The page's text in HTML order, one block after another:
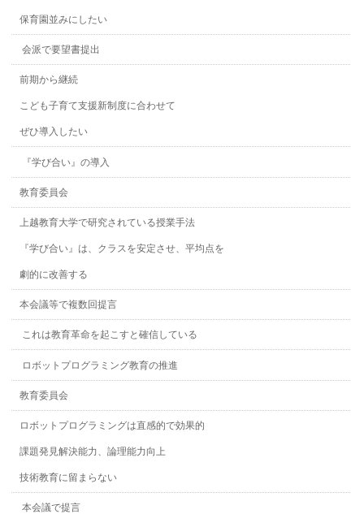
保育園並みにしたい
会派で要望書提出
前期から継続
こども子育て支援新制度に合わせて
ぜひ導入したい
『学び合い』の導入
教育委員会
上越教育大学で研究されている授業手法
『学び合い』は、クラスを安定させ、平均点を
劇的に改善する
本会議等で複数回提言
これは教育革命を起こすと確信している
ロボットプログラミング教育の推進
教育委員会
ロボットプログラミングは直感的で効果的
課題発見解決能力、論理能力向上
技術教育に留まらない
本会議で提言